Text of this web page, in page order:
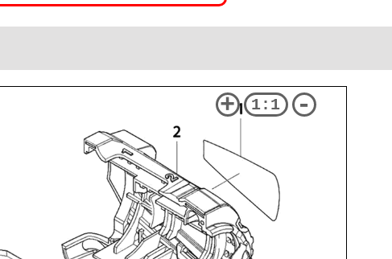
+ 1:1 -